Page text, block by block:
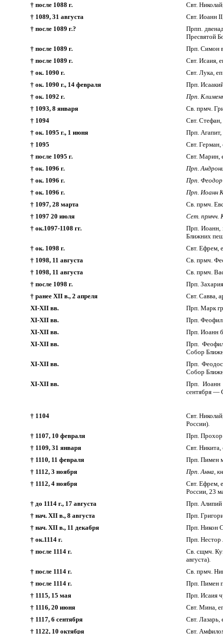
† после 1088 г.
Свт.
† 1089, 31 августа
Свт. Иоанн
† после 1089 г.?
Прпп.
Пресвятой
† после 1089 г.
Прп. Симон
† после 1089 г.
Свт. Исаия,
† ок. 1090 г.
Свт. Лука,
† ок. 1090 г., 14 февраля
Прп.
† ок. 1092 г.
Прп.
† 1093, 8 января
Св. прмч.
† 1094
Свт.
† ок. 1095 г., 1 июня
Прп.
† 1095
Свт. Герман,
† после 1095 г.
Свт. Марин,
† ок. 1096 г.
Прп.
† ок. 1096 г.
Прп. Феодор
† ок. 1096 г.
Прп. Иоанн
† 1097, 28 марта
Св. прмч.
† 1097 20 июля
Сет. прмчч.
† ок.1097-1108 гг.
Прп. Иоанн,
Ближних
† ок. 1098 г.
Свт. Ефрем,
† 1098, 11 августа
Св. прмч.
† 1098, 11 августа
Св. прмч.
† после 1098 г.
Прп.
† ранее XII в., 2 апреля
Свт. Савва,
XI-XII вв.
Прп. Марк
XI-XII вв.
Прп. Феофил
XI-XII вв.
Прп. Иоанн
XI-XII вв.
Прп.
Собор
XI-XII вв.
Прп.
Собор
XI-XII вв.
Прп. Иоанн
сентября —
† 1104
Свт.
России).
† 1107, 10 февраля
Прп. Прохор
† 1109, 31 января
Свт. Никита,
† 1110, 11 февраля
Прп. Пимен
† 1112, 3 ноября
Прп. Анна,
† 1112, 4 ноября
Свт. Ефрем,
России, 23
† до 1114 г., 17 августа
Прп. Алипий
† нач. XII в., 8 августа
Прп.
† нач. XII в., 11 декабря
Прп. Никон
† ок.1114 г.
Прп. Нестор
† после 1114 г.
Св. сщмч.
августа).
† после 1114 г.
Св. прмч.
† после 1114 г.
Прп. Пимен
† 1115, 15 мая
Прп. Исаия
† 1116, 20 июня
Свт. Мина,
† 1117, 6 сентября
Свт. Лазарь,
† 1122, 10 октября
Свт.